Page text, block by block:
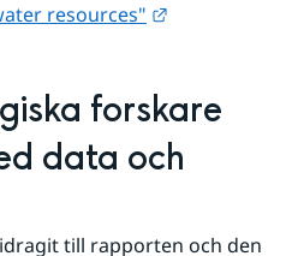
resources"
forskare
data och
till rapporten och den